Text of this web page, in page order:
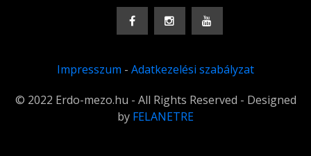
Impresszum - Adatkezelési szabályzat
© 2022 Erdo-mezo.hu - All Rights Reserved - Designed
by FELANETRE